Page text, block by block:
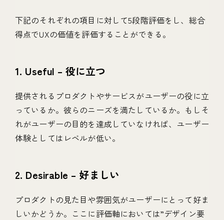
下記のそれぞれの項目に対して5段階評価をし、総合
得点でUXの価値を評価することができる。
1. Useful – 役に立つ
提供されるプロダクトやサービスがユーザーの役に立
っているか。彼らのニーズを満たしているか。もしそ
れがユーザーの目的を達成していなければ、ユーザー
体験としてはレベルが低い。
2. Desirable – 好ましい
プロダクトの見た目や雰囲気がユーザーにとって好ま
しいかどうか。ここに評価軸においては”デザイン要